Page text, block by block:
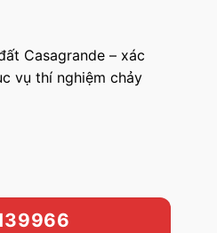
Casagrande – xác
vụ thí nghiệm chảy
số lượng